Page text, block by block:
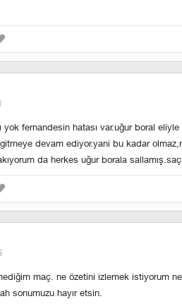
yok fernandesin hatası var.uğur boral
devam ediyor.yani bu kadar
da herkes uğur borala
maç. ne özetini izlemek istiyorum ne
sonumuzu hayır etsin.